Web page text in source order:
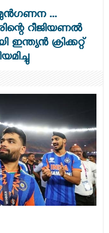
...
റീജിയണൽ
ക്രിക്കറ്റ്